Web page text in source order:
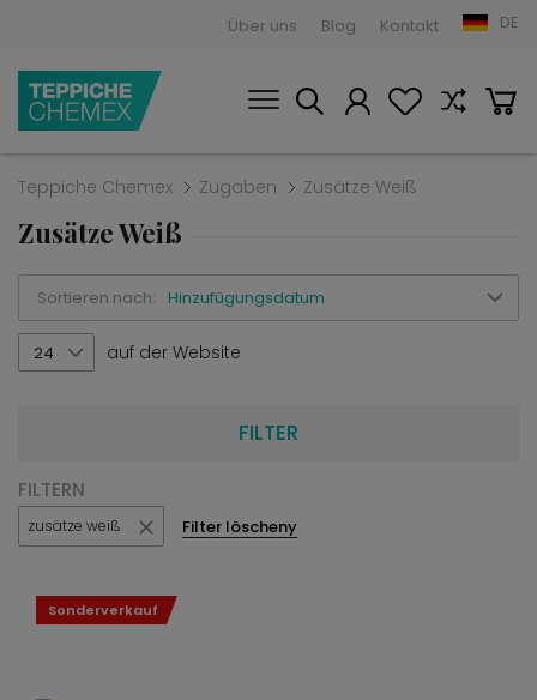
Über uns Blog Kontakt DE
Teppiche Chemex Zugaben Zusätze Weiß
Zusätze Weiß
Sortieren nach: Hinzufügungsdatum
24 auf der Website
FILTER
FILTERN
zusätze weiß Filter löscheny
Sonderverkauf